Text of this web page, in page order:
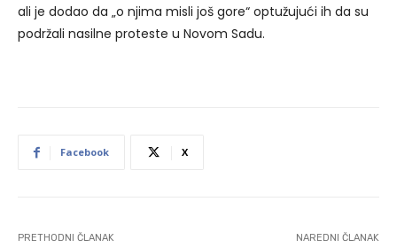
ali je dodao da „o njima misli još gore“ optužujući ih da su
podržali nasilne proteste u Novom Sadu.
Facebook X
PRETHODNI ČLANAK NAREDNI ČLANAK